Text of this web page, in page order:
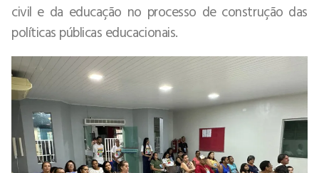
civil e da educação no processo de construção das
políticas públicas educacionais.